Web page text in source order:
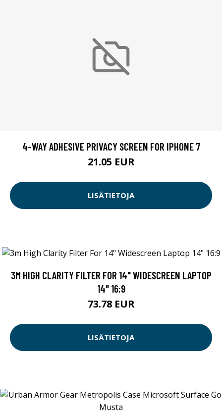
4-WAY ADHESIVE PRIVACY SCREEN FOR IPHONE 7
21.05 EUR
LISÄTIETOJA
3M HIGH CLARITY FILTER FOR 14" WIDESCREEN LAPTOP
14" 16:9
73.78 EUR
LISÄTIETOJA